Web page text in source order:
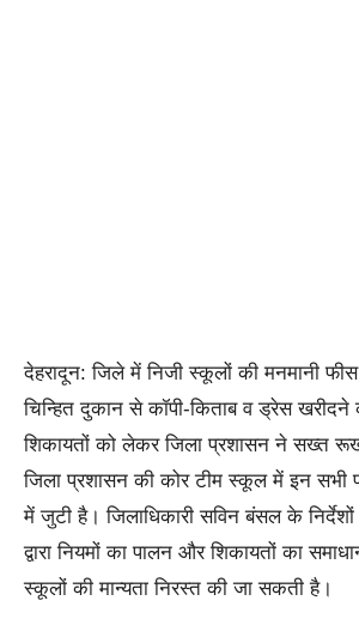
देहरादून: जिले में निजी स्कूलों की मनमानी
चिन्हित दुकान से कॉपी-किताब व ड्रेस खरीदने
शिकायतों को लेकर जिला प्रशासन ने सख्त रूख
जिला प्रशासन की कोर टीम स्कूल में इन सभी
में जुटी है। जिलाधिकारी सविन बंसल के
द्वारा नियमों का पालन और शिकायतों का
स्कूलों की मान्यता निरस्त की जा सकती है।